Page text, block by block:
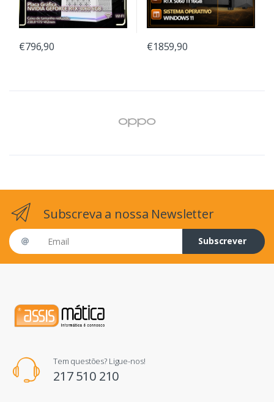
€796,90 €1859,90
Subscreva a nossa Newsletter
Email address
Subscrever
Tem questões? Ligue-nos!
217 510 210